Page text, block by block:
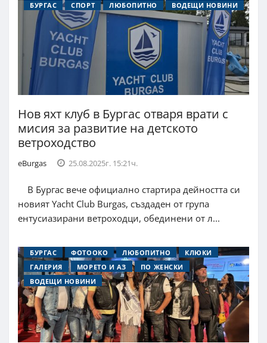
БУРГАС СПОРТ ЛЮБОПИТНО ВОДЕЩИ НОВИНИ
Нов яхт клуб в Бургас отваря врати с
мисия за развитие на детското
ветроходство
eBurgas 25.08.2025г. 15:21ч.
В Бургас вече официално стартира дейността си
новият Yacht Club Burgas, създаден от група
ентусиазирани ветроходци, обединени от л...
БУРГАС ФОТООКО ЛЮБОПИТНО
КЛЮКИ
ГАЛЕРИЯ
МОРЕТО И АЗ
ПО ЖЕНСКИ
ВОДЕЩИ НОВИНИ